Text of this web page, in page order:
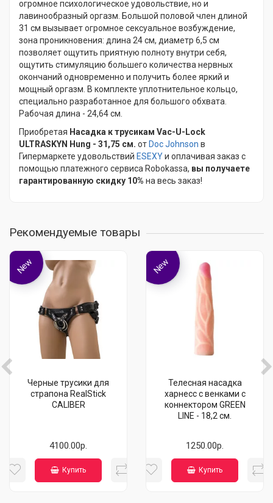
огромное психологическое удовольствие, но и
лавинообразный оргазм. Большой половой член длиной
31 см вызывает огромное сексуальное возбуждение,
зона проникновения: длина 24 см, диаметр 6,5 см
позволяет ощутить приятную полноту внутри себя,
ощутить стимуляцию большего количества нервных
окончаний одновременно и получить более яркий и
мощный оргазм. В комплекте уплотнительное кольцо,
специально разработанное для большого обхвата.
Рабочая длина - 24,64 см.
Приобретая Насадка к трусикам Vac-U-Lock
ULTRASKYN Hung - 31,75 см. от Doc Johnson в
Гипермаркете удовольствий ESEXYи оплачивая заказ с
помощью платежного сервиса Robokassa, вы получаете
гарантированную скидку 10% на весь заказ!
Рекомендуемые товары
New
Черные трусики для
страпона RealStick
CALIBER
4100.00р.
Купить
New
Телесная насадка
харнесс с венками с
коннектором GREEN
LINE - 18,2 см.
1250.00р.
Купить